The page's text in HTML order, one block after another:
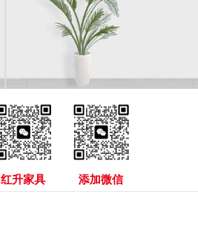
添加微信
红升家具